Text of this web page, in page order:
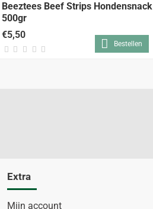
Beeztees Beef Strips Hondensnack
500gr
€5,50
Bestellen
Extra
Mijn account